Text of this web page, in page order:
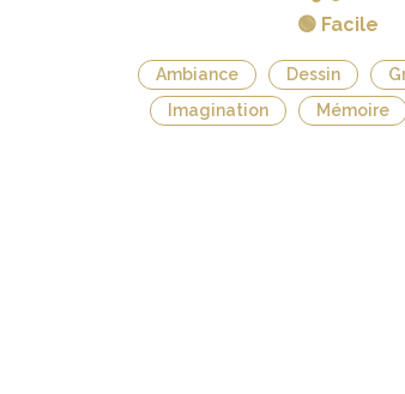
🟢 Facile
Ambiance Dessin
Imagination
Mémoire